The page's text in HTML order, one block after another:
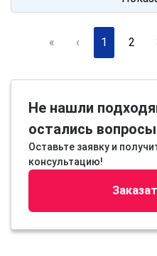
« ‹ 1 2
Не нашли
остались
Оставьте заявку и
консультацию!